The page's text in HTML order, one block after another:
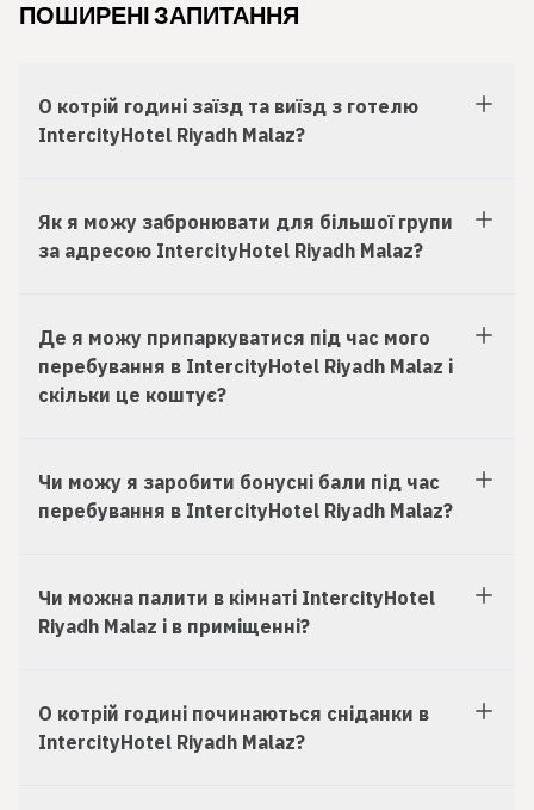
ПОШИРЕНІ ЗАПИТАННЯ
О котрій годині заїзд та виїзд з готелю
IntercityHotel Riyadh Malaz?
Як я можу забронювати для більшої групи
за адресою IntercityHotel Riyadh Malaz?
Де я можу припаркуватися під час мого
перебування в IntercityHotel Riyadh Malaz і
скільки це коштує?
Чи можу я заробити бонусні бали під час
перебування в IntercityHotel Riyadh Malaz?
Чи можна палити в кімнаті IntercityHotel
Riyadh Malaz і в приміщенні?
О котрій годині починаються сніданки в
IntercityHotel Riyadh Malaz?